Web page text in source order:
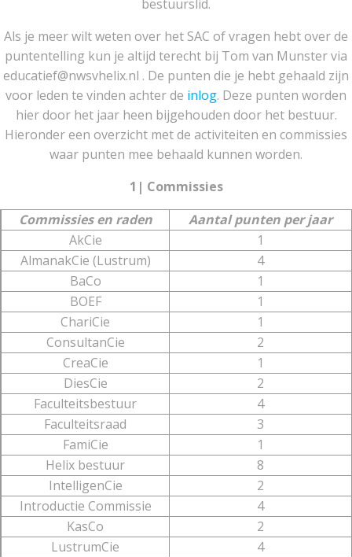
bestuurslid.
Als je meer wilt weten over het SAC of vragen hebt over de
puntentelling kun je altijd terecht bij Tom van Munster via
educatief@nwsvhelix.nl . De punten die je hebt gehaald zijn
voor leden te vinden achter de inlog. Deze punten worden
hier door het jaar heen bijgehouden door het bestuur.
Hieronder een overzicht met de activiteiten en commissies
waar punten mee behaald kunnen worden.
1| Commissies
Commissies en raden
Aantal punten per jaar
AkCie
1
AlmanakCie (Lustrum)
4
BaCo
1
BOEF
1
ChariCie
1
ConsultanCie
2
CreaCie
1
DiesCie
2
Faculteitsbestuur
4
Faculteitsraad
3
FamiCie
1
Helix bestuur
8
IntelligenCie
2
Introductie Commissie
4
KasCo
2
LustrumCie
4